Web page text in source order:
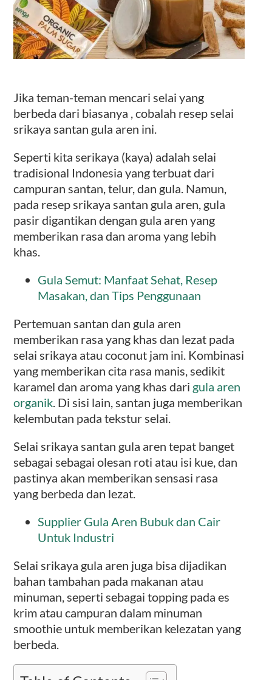
Jika teman-teman mencari selai yang
berbeda dari biasanya , cobalah resep selai
srikaya santan gula aren ini.
Seperti kita serikaya (kaya) adalah selai
tradisional Indonesia yang terbuat dari
campuran santan, telur, dan gula. Namun,
pada resep srikaya santan gula aren, gula
pasir digantikan dengan gula aren yang
memberikan rasa dan aroma yang lebih
khas.
Gula Semut: Manfaat Sehat, Resep
Masakan, dan Tips Penggunaan
Pertemuan santan dan gula aren
memberikan rasa yang khas dan lezat pada
selai srikaya atau coconut jam ini. Kombinasi
yang memberikan cita rasa manis, sedikit
karamel dan aroma yang khas dari gula aren
organik. Di sisi lain, santan juga memberikan
kelembutan pada tekstur selai.
Selai srikaya santan gula aren tepat banget
sebagai sebagai olesan roti atau isi kue, dan
pastinya akan memberikan sensasi rasa
yang berbeda dan lezat.
Supplier Gula Aren Bubuk dan Cair
Untuk Industri
Selai srikaya gula aren juga bisa dijadikan
bahan tambahan pada makanan atau
minuman, seperti sebagai topping pada es
krim atau campuran dalam minuman
smoothie untuk memberikan kelezatan yang
berbeda.